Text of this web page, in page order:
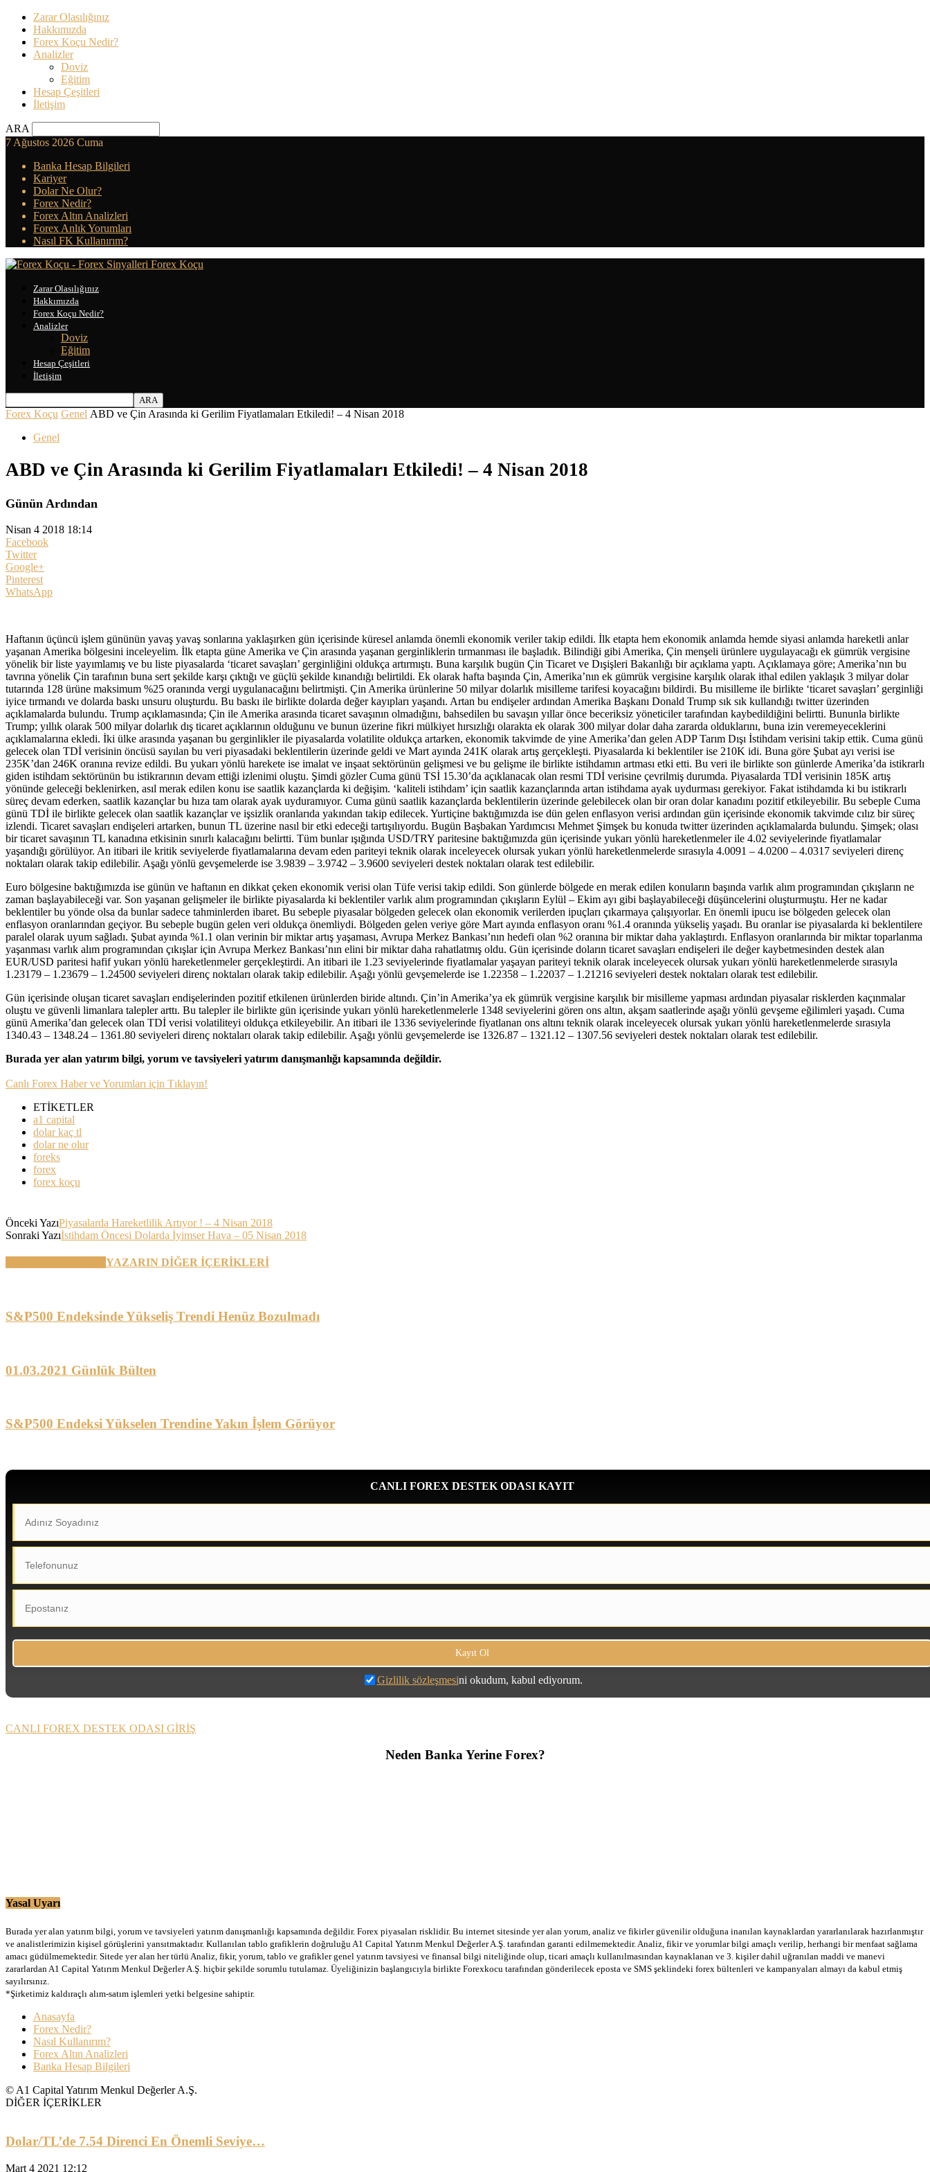
Zarar Olasılığınız
Hakkımızda
Forex Koçu Nedir?
Analizler
Doviz
Eğitim
Hesap Çeşitleri
İletişim
ARA
7 Ağustos 2026 Cuma
Banka Hesap Bilgileri
Kariyer
Dolar Ne Olur?
Forex Nedir?
Forex Altın Analizleri
Forex Anlık Yorumları
Nasıl FK Kullanırım?
Forex Koçu
Zarar Olasılığınız
Hakkımızda
Forex Koçu Nedir?
Analizler
Doviz
Eğitim
Hesap Çeşitleri
İletişim
Forex Koçu Genel ABD ve Çin Arasında ki Gerilim Fiyatlamaları Etkiledi! – 4 Nisan 2018
Genel
ABD ve Çin Arasında ki Gerilim Fiyatlamaları Etkiledi! – 4 Nisan 2018
Günün Ardından
Nisan 4 2018 18:14
Facebook
Twitter
Google+
Pinterest
WhatsApp
Haftanın üçüncü işlem gününün yavaş yavaş sonlarına yaklaşırken gün içerisinde küresel anlamda önemli ekonomik veriler takip edildi. İlk etapta hem ekonomik anlamda hemde siyasi anlamda hareketli anlar
yaşanan Amerika bölgesini inceleyelim. İlk etapta güne Amerika ve Çin arasında yaşanan gerginliklerin tırmanması ile başladık. Bilindiği gibi Amerika, Çin menşeli ürünlere uygulayacağı ek gümrük vergisine
yönelik bir liste yayımlamış ve bu liste piyasalarda ‘ticaret savaşları’ gerginliğini oldukça artırmıştı. Buna karşılık bugün Çin Ticaret ve Dışişleri Bakanlığı bir açıklama yaptı. Açıklamaya göre; Amerika’nın bu
tavrına yönelik Çin tarafının buna sert şekilde karşı çıktığı ve güçlü şekilde kınandığı belirtildi. Ek olarak hafta başında Çin, Amerika’nın ek gümrük vergisine karşılık olarak ithal edilen yaklaşık 3 milyar dolar
tutarında 128 ürüne maksimum %25 oranında vergi uygulanacağını belirtmişti. Çin Amerika ürünlerine 50 milyar dolarlık misilleme tarifesi koyacağını bildirdi. Bu misilleme ile birlikte ‘ticaret savaşları’ gerginliği
iyice tırmandı ve dolarda baskı unsuru oluşturdu. Bu baskı ile birlikte dolarda değer kayıpları yaşandı. Artan bu endişeler ardından Amerika Başkanı Donald Trump sık sık kullandığı twitter üzerinden
açıklamalarda bulundu. Trump açıklamasında; Çin ile Amerika arasında ticaret savaşının olmadığını, bahsedilen bu savaşın yıllar önce beceriksiz yöneticiler tarafından kaybedildiğini belirtti. Bununla birlikte
Trump; yıllık olarak 500 milyar dolarlık dış ticaret açıklarının olduğunu ve bunun üzerine fikri mülkiyet hırsızlığı olarakta ek olarak 300 milyar dolar daha zararda olduklarını, buna izin veremeyeceklerini
açıklamalarına ekledi. İki ülke arasında yaşanan bu gerginlikler ile piyasalarda volatilite oldukça artarken, ekonomik takvimde de yine Amerika’dan gelen ADP Tarım Dışı İstihdam verisini takip ettik. Cuma günü
gelecek olan TDİ verisinin öncüsü sayılan bu veri piyasadaki beklentilerin üzerinde geldi ve Mart ayında 241K olarak artış gerçekleşti. Piyasalarda ki beklentiler ise 210K idi. Buna göre Şubat ayı verisi ise
235K’dan 246K oranına revize edildi. Bu yukarı yönlü harekete ise imalat ve inşaat sektörünün gelişmesi ve bu gelişme ile birlikte istihdamın artması etki etti. Bu veri ile birlikte son günlerde Amerika’da istikrarlı
giden istihdam sektörünün bu istikrarının devam ettiği izlenimi oluştu. Şimdi gözler Cuma günü TSİ 15.30’da açıklanacak olan resmi TDİ verisine çevrilmiş durumda. Piyasalarda TDİ verisinin 185K artış
yönünde geleceği beklenirken, asıl merak edilen konu ise saatlik kazançlarda ki değişim. ‘kaliteli istihdam’ için saatlik kazançlarında artan istihdama ayak uydurması gerekiyor. Fakat istihdamda ki bu istikrarlı
süreç devam ederken, saatlik kazançlar bu hıza tam olarak ayak uyduramıyor. Cuma günü saatlik kazançlarda beklentilerin üzerinde gelebilecek olan bir oran dolar kanadını pozitif etkileyebilir. Bu sebeple Cuma
günü TDİ ile birlikte gelecek olan saatlik kazançlar ve işsizlik oranlarıda yakından takip edilecek. Yurtiçine baktığımızda ise dün gelen enflasyon verisi ardından gün içerisinde ekonomik takvimde cılız bir süreç
izlendi. Ticaret savaşları endişeleri artarken, bunun TL üzerine nasıl bir etki edeceği tartışılıyordu. Bugün Başbakan Yardımcısı Mehmet Şimşek bu konuda twitter üzerinden açıklamalarda bulundu. Şimşek; olası
bir ticaret savaşının TL kanadına etkisinin sınırlı kalacağını belirtti. Tüm bunlar ışığında USD/TRY paritesine baktığımızda gün içerisinde yukarı yönlü hareketlenmeler ile 4.02 seviyelerinde fiyatlamalar
yaşandığı görülüyor. An itibari ile kritik seviyelerde fiyatlamalarına devam eden pariteyi teknik olarak inceleyecek olursak yukarı yönlü hareketlenmelerde sırasıyla 4.0091 – 4.0200 – 4.0317 seviyeleri direnç
noktaları olarak takip edilebilir. Aşağı yönlü gevşemelerde ise 3.9839 – 3.9742 – 3.9600 seviyeleri destek noktaları olarak test edilebilir.
Euro bölgesine baktığımızda ise günün ve haftanın en dikkat çeken ekonomik verisi olan Tüfe verisi takip edildi. Son günlerde bölgede en merak edilen konuların başında varlık alım programından çıkışların ne
zaman başlayabileceği var. Son yaşanan gelişmeler ile birlikte piyasalarda ki beklentiler varlık alım programından çıkışların Eylül – Ekim ayı gibi başlayabileceği düşüncelerini oluşturmuştu. Her ne kadar
beklentiler bu yönde olsa da bunlar sadece tahminlerden ibaret. Bu sebeple piyasalar bölgeden gelecek olan ekonomik verilerden ipuçları çıkarmaya çalışıyorlar. En önemli ipucu ise bölgeden gelecek olan
enflasyon oranlarından geçiyor. Bu sebeple bugün gelen veri oldukça önemliydi. Bölgeden gelen veriye göre Mart ayında enflasyon oranı %1.4 oranında yükseliş yaşadı. Bu oranlar ise piyasalarda ki beklentilere
paralel olarak uyum sağladı. Şubat ayında %1.1 olan verinin bir miktar artış yaşaması, Avrupa Merkez Bankası’nın hedefi olan %2 oranına bir miktar daha yaklaştırdı. Enflasyon oranlarında bir miktar toparlanma
yaşanması varlık alım programından çıkışlar için Avrupa Merkez Bankası’nın elini bir miktar daha rahatlatmış oldu. Gün içerisinde doların ticaret savaşları endişeleri ile değer kaybetmesinden destek alan
EUR/USD paritesi hafif yukarı yönlü hareketlenmeler gerçekleştirdi. An itibari ile 1.23 seviyelerinde fiyatlamalar yaşayan pariteyi teknik olarak inceleyecek olursak yukarı yönlü hareketlenmelerde sırasıyla
1.23179 – 1.23679 – 1.24500 seviyeleri direnç noktaları olarak takip edilebilir. Aşağı yönlü gevşemelerde ise 1.22358 – 1.22037 – 1.21216 seviyeleri destek noktaları olarak test edilebilir.
Gün içerisinde oluşan ticaret savaşları endişelerinden pozitif etkilenen ürünlerden biride altındı. Çin’in Amerika’ya ek gümrük vergisine karşılık bir misilleme yapması ardından piyasalar risklerden kaçınmalar
oluştu ve güvenli limanlara talepler arttı. Bu talepler ile birlikte gün içerisinde yukarı yönlü hareketlenmelerle 1348 seviyelerini gören ons altın, akşam saatlerinde aşağı yönlü gevşeme eğilimleri yaşadı. Cuma
günü Amerika’dan gelecek olan TDİ verisi volatiliteyi oldukça etkileyebilir. An itibari ile 1336 seviyelerinde fiyatlanan ons altını teknik olarak inceleyecek olursak yukarı yönlü hareketlenmelerde sırasıyla
1340.43 – 1348.24 – 1361.80 seviyeleri direnç noktaları olarak takip edilebilir. Aşağı yönlü gevşemelerde ise 1326.87 – 1321.12 – 1307.56 seviyeleri destek noktaları olarak test edilebilir.
Burada yer alan yatırım bilgi, yorum ve tavsiyeleri yatırım danışmanlığı kapsamında değildir.
Canlı Forex Haber ve Yorumları için Tıklayın!
ETİKETLER
a1 capital
dolar kaç tl
dolar ne olur
foreks
forex
forex koçu
Önceki YazıPiyasalarda Hareketlilik Artıyor ! – 4 Nisan 2018
Sonraki Yazıİstihdam Öncesi Dolarda İyimser Hava – 05 Nisan 2018
YAZARIN DİĞER İÇERİKLERİ
S&P500 Endeksinde Yükseliş Trendi Henüz Bozulmadı
01.03.2021 Günlük Bülten
S&P500 Endeksi Yükselen Trendine Yakın İşlem Görüyor
CANLI FOREX DESTEK ODASI KAYIT
Gizlilik sözleşmesini okudum, kabul ediyorum.
CANLI FOREX DESTEK ODASI GİRİŞ
Neden Banka Yerine Forex?
Yasal Uyarı
Burada yer alan yatırım bilgi, yorum ve tavsiyeleri yatırım danışmanlığı kapsamında değildir. Forex piyasaları risklidir. Bu internet sitesinde yer alan yorum, analiz ve fikirler güvenilir olduğuna inanılan kaynaklardan yararlanılarak hazırlanmıştır
ve analistlerimizin kişisel görüşlerini yansıtmaktadır. Kullanılan tablo grafiklerin doğruluğu A1 Capital Yatırım Menkul Değerler A.Ş. tarafından garanti edilmemektedir. Analiz, fikir ve yorumlar bilgi amaçlı verilip, herhangi bir menfaat sağlama
amacı güdülmemektedir. Sitede yer alan her türlü Analiz, fikir, yorum, tablo ve grafikler genel yatırım tavsiyesi ve finansal bilgi niteliğinde olup, ticari amaçlı kullanılmasından kaynaklanan ve 3. kişiler dahil uğranılan maddi ve manevi
zararlardan A1 Capital Yatırım Menkul Değerler A.Ş. hiçbir şekilde sorumlu tutulamaz. Üyeliğinizin başlangıcıyla birlikte Forexkocu tarafından gönderilecek eposta ve SMS şeklindeki forex bültenleri ve kampanyaları almayı da kabul etmiş
sayılırsınız.
*Şirketimiz kaldıraçlı alım-satım işlemleri yetki belgesine sahiptir.
Anasayfa
Forex Nedir?
Nasıl Kullanırım?
Forex Altın Analizleri
Banka Hesap Bilgileri
© A1 Capital Yatırım Menkul Değerler A.Ş.
DİĞER İÇERİKLER
Dolar/TL’de 7.54 Direnci En Önemli Seviye…
Mart 4 2021 12:12